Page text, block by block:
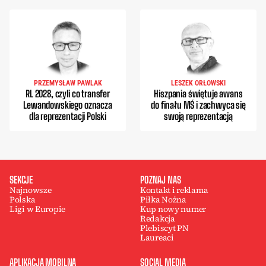
PRZEMYSŁAW PAWLAK
RL 2028, czyli co transfer
Lewandowskiego oznacza
dla reprezentacji Polski
LESZEK ORŁOWSKI
Hiszpania świętuje awans
do finału MŚ i zachwyca się
swoją reprezentacją
SEKCJE
Najnowsze
Polska
Ligi w Europie
POZNAJ NAS
Kontakt i reklama
Piłka Nożna
Kup nowy numer
Redakcja
Plebiscyt PN
Laureaci
APLIKACJA MOBILNA SOCIAL MEDIA